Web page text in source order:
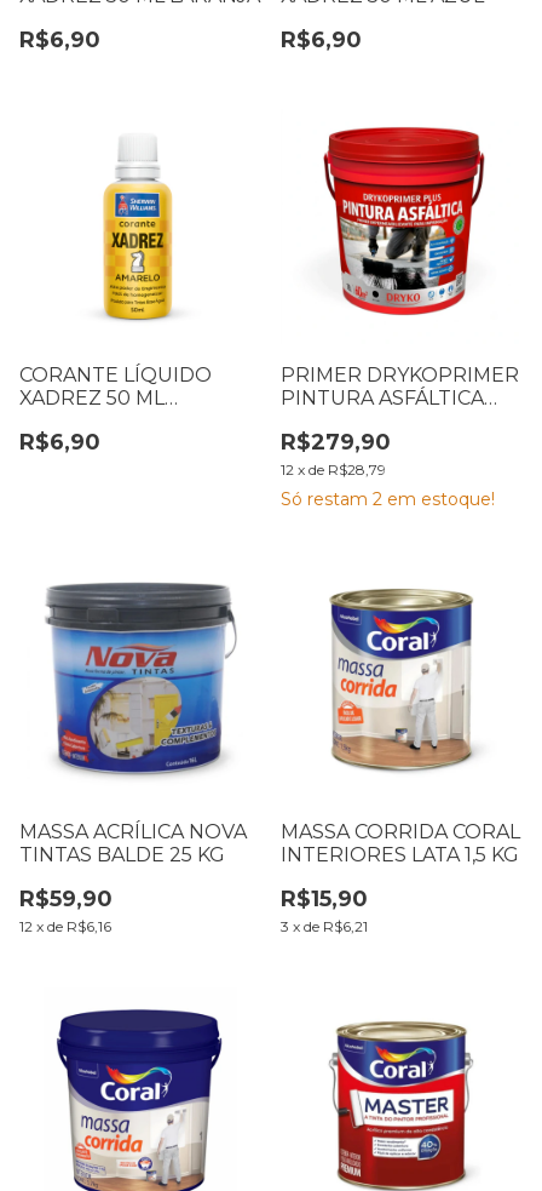
R$6,90 R$6,90
CORANTE LÍQUIDO
XADREZ 50 ML
R$6,90
PRIMER DRYKOPRIMER
PINTURA ASFÁLTICA
BASE ÁGUA 18 L
R$279,90
12 x de R$28,79
Só restam 2 em estoque!
MASSA ACRÍLICA NOVA
TINTAS BALDE 25 KG
R$59,90
12 x de R$6,16
MASSA CORRIDA CORAL
INTERIORES LATA 1,5 KG
R$15,90
3 x de R$6,21